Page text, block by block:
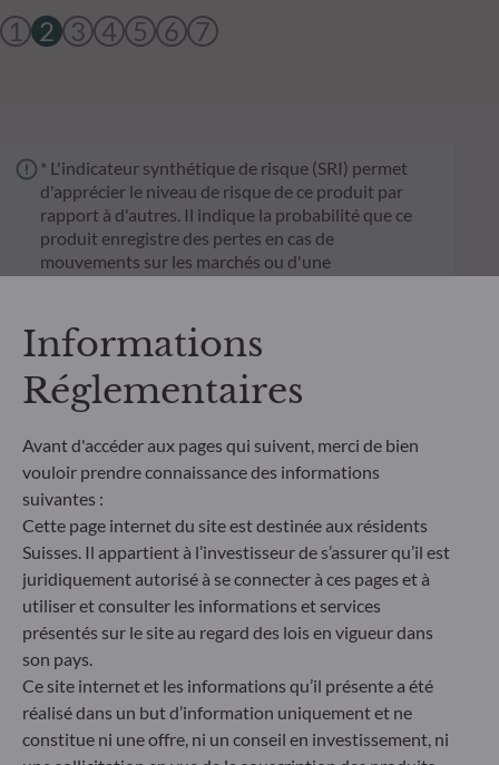
1 2 3 4 5 6 7
* L'indicateur synthétique de risque (SRI) permet
d'apprécier le niveau de risque de ce produit par
rapport à d'autres. Il indique la probabilité que ce
produit enregistre des pertes en cas de
mouvements sur les marchés ou d'une
faible) à 7 (risque élevé). Cet indicateur n'est pas
constant et changera en fonction du profil de
risque du fonds. La catégorie la plus faible ne
signifie pas sans risque. Les données historiques,
pourraient ne pas constituer une indication fiable
du profil de risque futur du Fonds. L'atteinte des
objectifs de gestion en termes de risque ne peut
être garantie.
Informations
Réglementaires
Avant d'accéder aux pages qui suivent, merci de bien
vouloir prendre connaissance des informations
suivantes :
Cette page internet du site est destinée aux résidents
Suisses. Il appartient à l’investisseur de s’assurer qu’il est
juridiquement autorisé à se connecter à ces pages et à
utiliser et consulter les informations et services
présentés sur le site au regard des lois en vigueur dans
son pays.
Ce site internet et les informations qu’il présente a été
réalisé dans un but d’information uniquement et ne
constitue ni une offre, ni un conseil en investissement, ni